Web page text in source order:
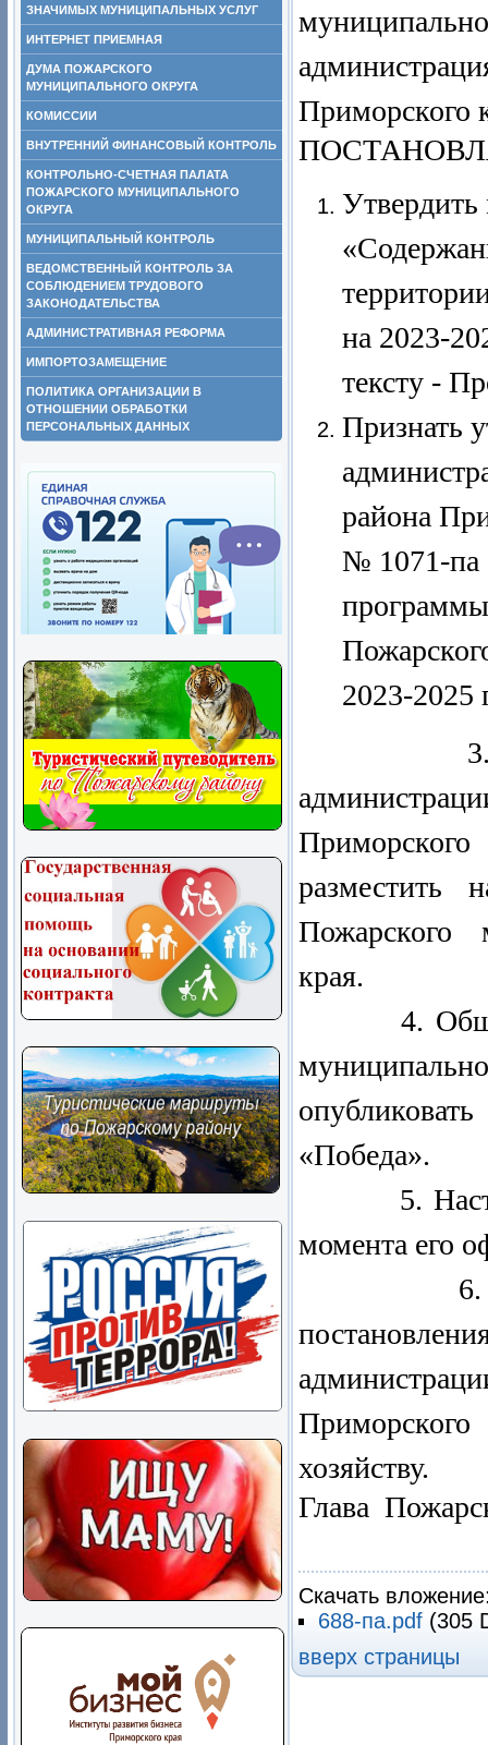
ЗНАЧИМЫХ МУНИЦИПАЛЬНЫХ УСЛУГ
ИНТЕРНЕТ ПРИЕМНАЯ
ДУМА ПОЖАРСКОГО
МУНИЦИПАЛЬНОГО ОКРУГА
КОМИССИИ
ВНУТРЕННИЙ ФИНАНСОВЫЙ КОНТРОЛЬ
КОНТРОЛЬНО-СЧЕТНАЯ ПАЛАТА
ПОЖАРСКОГО МУНИЦИПАЛЬНОГО
ОКРУГА
МУНИЦИПАЛЬНЫЙ КОНТРОЛЬ
ВЕДОМСТВЕННЫЙ КОНТРОЛЬ ЗА
СОБЛЮДЕНИЕМ ТРУДОВОГО
ЗАКОНОДАТЕЛЬСТВА
АДМИНИСТРАТИВНАЯ РЕФОРМА
ИМПОРТОЗАМЕЩЕНИЕ
ПОЛИТИКА ОРГАНИЗАЦИИ В
ОТНОШЕНИИ ОБРАБОТКИ
ПЕРСОНАЛЬНЫХ ДАННЫХ
Приморского
на 2023-
тексту -
Признать
района
№ 1071-па
2023-2025
3.
разместить
Пожарского
края.
4. Общему
«Победа».
5.
момента его
6.
хозяйству.
Глава
Скачать
688-па.pdf (305
вверх страницы